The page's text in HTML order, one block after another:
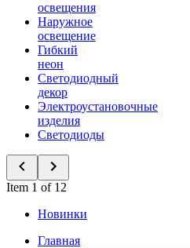
освещения
Наружное
освещение
Гибкий
неон
Светодиодный
декор
Электроустановочные
изделия
Светодиоды
Item 1 of 12
Новинки
Главная